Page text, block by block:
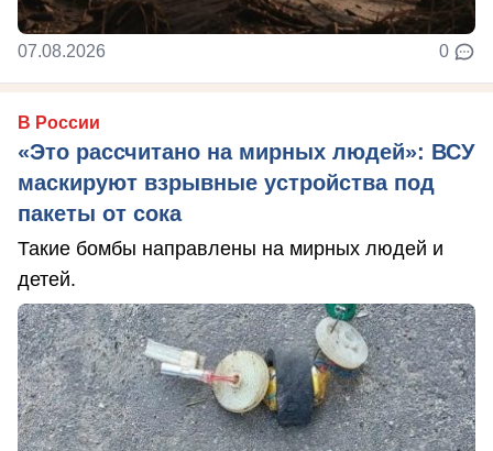
07.08.2026 0
В России
«Это рассчитано на мирных людей»: ВСУ
маскируют взрывные устройства под
пакеты от сока
Такие бомбы направлены на мирных людей и
детей.